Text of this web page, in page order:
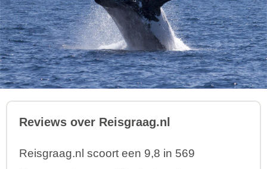
Reviews over Reisgraag.nl
Reisgraag.nl scoort een 9,8 in 569